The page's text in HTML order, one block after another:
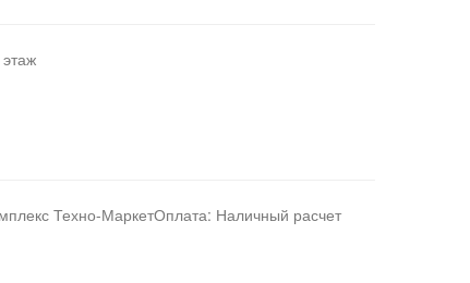
Техно-МаркетОплата: Наличный расчет